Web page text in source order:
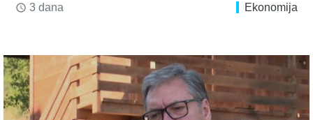
access_time 3 dana Ekonomija